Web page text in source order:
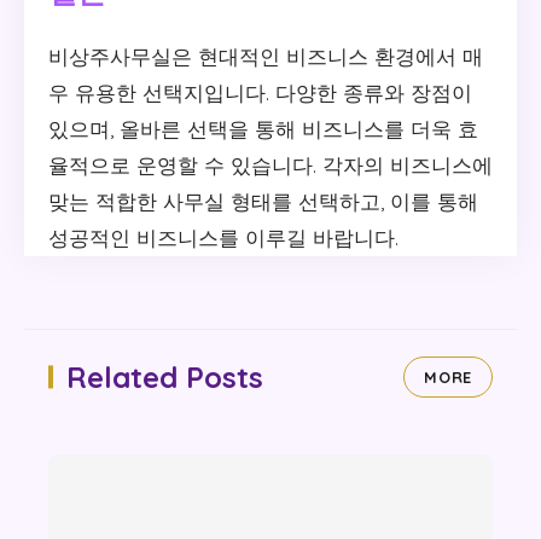
비상주사무실은 현대적인 비즈니스 환경에서 매
우 유용한 선택지입니다. 다양한 종류와 장점이
있으며, 올바른 선택을 통해 비즈니스를 더욱 효
율적으로 운영할 수 있습니다. 각자의 비즈니스에
맞는 적합한 사무실 형태를 선택하고, 이를 통해
성공적인 비즈니스를 이루길 바랍니다.
Related Posts MORE